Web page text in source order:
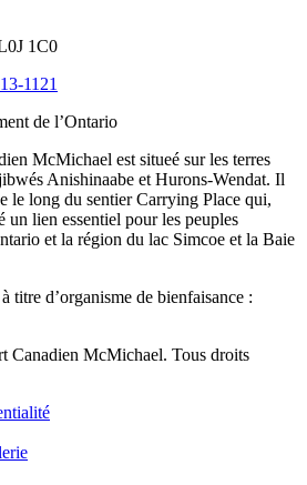
1C0
1121
de l’Ontario
McMichael est situeé sur les terres
Anishinaabe et Hurons-Wendat. Il
le long du sentier Carrying Place qui,
un lien essentiel pour les peuples
et la région du lac Simcoe et la Baie
titre d’organisme de bienfaisance :
McMichael. Tous droits